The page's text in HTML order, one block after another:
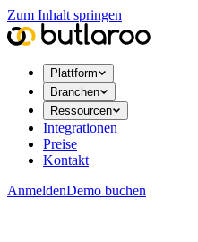
Zum Inhalt springen
Plattform
Branchen
Ressourcen
Integrationen
Preise
Kontakt
AnmeldenDemo buchen